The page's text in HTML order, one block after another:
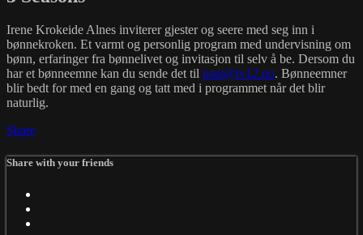
Irene Krokeide Alnes inviterer gjester og seere med seg inn i
bønnekroken. Et varmt og personlig program med undervisning om
bønn, erfaringer fra bønnelivet og invitasjon til selv å be. Dersom du
har et bønneemne kan du sende det til post@tv12.no. Bønneemner
blir bedt for med en gang og tatt med i programmet når det blir
naturlig.
Share
Share with your friends